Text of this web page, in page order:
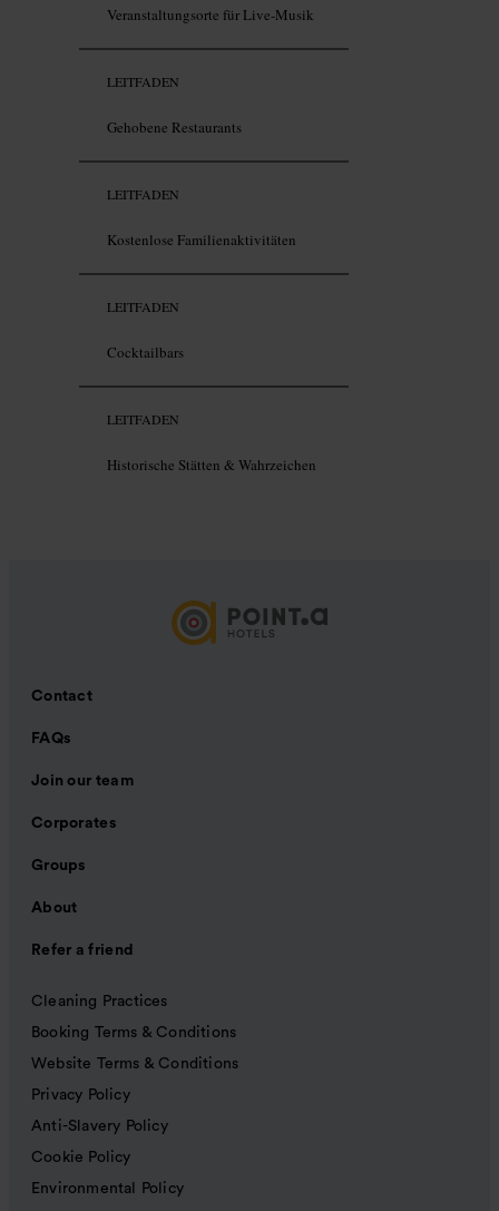
Veranstaltungsorte für Live-Musik
LEITFADEN
Gehobene Restaurants
LEITFADEN
Kostenlose Familienaktivitäten
LEITFADEN
Cocktailbars
LEITFADEN
Historische Stätten & Wahrzeichen
Contact
FAQs
Join our team
Corporates
Groups
About
Refer a friend
Cleaning Practices
Booking Terms & Conditions
Website Terms & Conditions
Privacy Policy
Anti-Slavery Policy
Cookie Policy
Environmental Policy